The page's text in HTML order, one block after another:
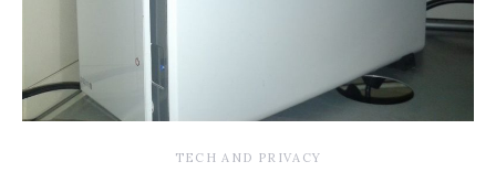
TECH AND PRIVACY